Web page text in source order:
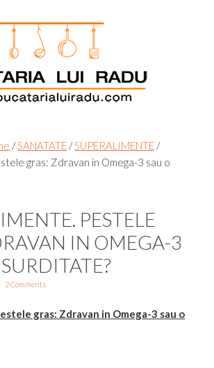
/SANATATE /SUPERALIMENTE /
gras: Zdravan in Omega-3 sau o
PESTELE
IN OMEGA-3
2 Comments
gras: Zdravan in Omega-3 sau o